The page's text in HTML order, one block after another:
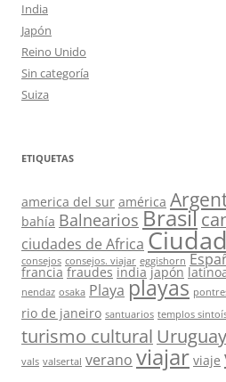
India
Japón
Reino Unido
Sin categoría
Suiza
ETIQUETAS
america del sur américa
bahía Balnearios Brasil
ciudades de Africa
consejos consejos. viajar eggishorn
francia fraudes india japón
nendaz osaka Playa playas
rio de janeiro santuarios templos
turismo cultural Uruguay
vals valsertal verano viajar viaje